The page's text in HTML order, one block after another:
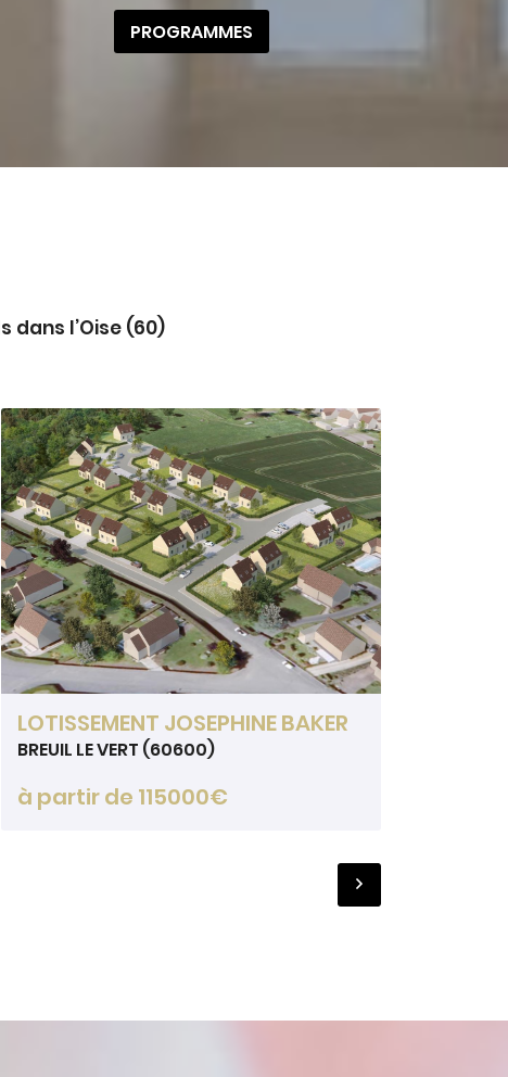
PROGRAMMES
l’Oise (60)
LOTISSEMENT JOSEPHINE BAKER
BREUIL LE VERT (60600)
à partir de 115000€